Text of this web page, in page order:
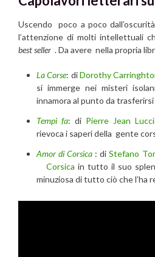
Uscendo poco a poco
l’attenzione di molti intellettuali
best seller . Da avere nella propria
La Corse: diDorothy
si immerge nei misteri
innamora al punto da
Tempi fa: di Pierre Jean
rievoca i saperi della gente
Amor di Corsica : diStefano
Corsica in tutto il suo
minuziosa di tutto ciò che l’ha